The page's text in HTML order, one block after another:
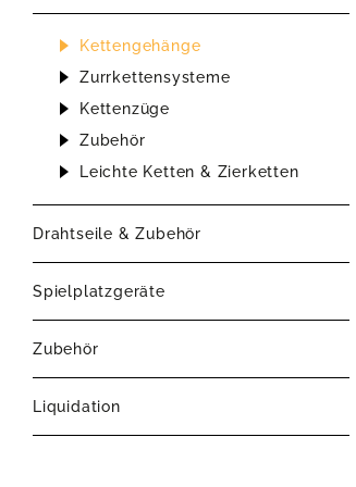
Kettengehänge
Zurrkettensysteme
Kettenzüge
Zubehör
Leichte Ketten & Zierketten
Drahtseile & Zubehör
Spielplatzgeräte
Zubehör
Liquidation